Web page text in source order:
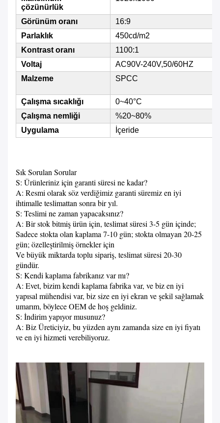
çözünürlük
Görünüm oranı
16:9
Parlaklık
450cd/m2
Kontrast oranı
1100:1
Voltaj
AC90V-240V,50/60HZ
Malzeme
SPCC
Çalışma sıcaklığı
0~40°C
Çalışma nemliği
%20~80%
Uygulama
İçeride
Sık Sorulan Sorular
S: Ürünleriniz için garanti süresi ne kadar?
A: Resmi olarak söz verdiğimiz garanti süremiz en iyi
ihtimalle teslimattan sonra bir yıl.
S: Teslimi ne zaman yapacaksınız?
A: Bir stok bitmiş ürün için, teslimat süresi 3-5 gün içinde;
Sadece stokta olan kaplama 7-10 gün; stokta olmayan 20-25
gün; özelleştirilmiş örnekler için
Ve büyük miktarda toplu sipariş, teslimat süresi 20-30
gündür.
S: Kendi kaplama fabrikanız var mı?
A: Evet, bizim kendi kaplama fabrika var, ve biz en iyi
yapısal mühendisi var, biz size en iyi ekran ve şekil sağlamak
umarım, böylece OEM de hoş geldiniz.
S: İndirim yapıyor musunuz?
A: Biz Üreticiyiz, bu yüzden aynı zamanda size en iyi fiyatı
ve en iyi hizmeti verebiliyoruz.